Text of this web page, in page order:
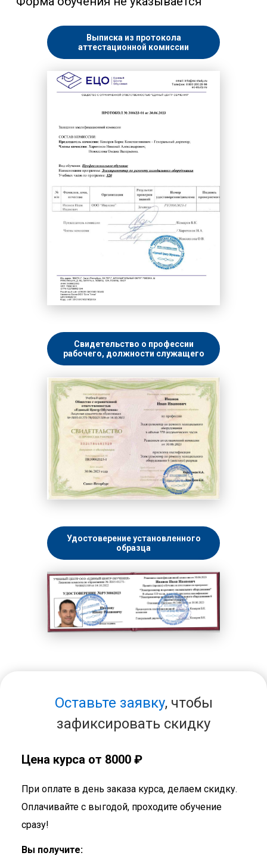
Выписка из протокола
аттестационной комиссии
Свидетельство о профессии
рабочего, должности служащего
Удостоверение установленного
образца
Оставьте заявку, чтобы
зафиксировать скидку
Цена курса от 8000 ₽
При оплате в день заказа курса, делаем скидку.
Оплачивайте с выгодой, проходите обучение
сразу!
Вы получите: